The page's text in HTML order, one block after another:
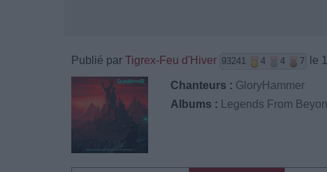
Publié par Tigrex-Feu d'Hiver 93241 4 4 7 le
Chanteurs : GloryHammer
Albums :
Legends From